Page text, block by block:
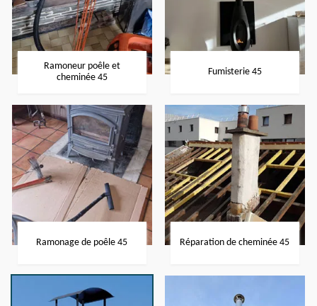
Ramoneur poêle et
cheminée 45
Fumisterie 45
Ramonage de poêle 45 Réparation de cheminée 45